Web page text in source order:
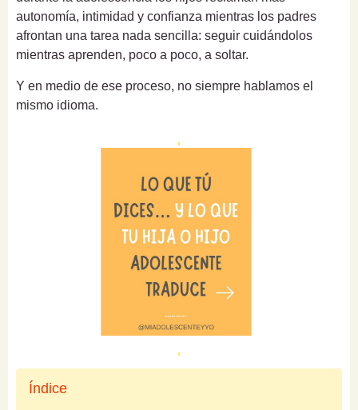
autonomía, intimidad y confianza mientras los padres
afrontan una tarea nada sencilla: seguir cuidándolos
mientras aprenden, poco a poco, a soltar.
Y en medio de ese proceso, no siempre hablamos el
mismo idioma.
Índice